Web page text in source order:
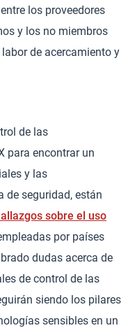
los proveedores
y los no miembros
de acercamiento y
de las
para encontrar un
y las
de seguridad, están
sobre el uso
por países
dudas acerca de
de control de las
siendo los pilares
sensibles en un